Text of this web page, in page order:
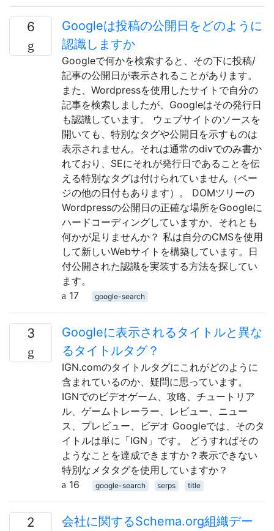
6
Googleは投稿の公開日をどのように
認識しますか
Googleで何かを検索すると、その下に投稿/
記事の公開日が表示されることがあります。
また、Wordpressを使用したサイトで自分の
記事を検索しましたが、Googleはその発行日
も認識しています。 ウェブサイトのソースを
開いても、特別なタグや公開日を示すものは
表示されません。それは通常のdivでのみ書か
れており、SEにそれが発行日であることを伝
える特別なタグは付けられていません（ペー
ジの他の日付もあります）。 DOMツリーの
Wordpressの公開日の正確な場所をGoogleに
ハードコーディングしていますか、それとも
何かが足りませんか？ 私は自分のCMSを使用
して新しいWebサイトを構築しています。日
付公開された認識を実装する方法を探してい
ます。
17
google-search
3
Googleに表示されるタイトルと異な
るタイトルタグ？
IGN.comのタイトルタグにこれがどのように
含まれているのか、疑問に思っています。
IGNでのビデオゲーム、攻略、チュートリア
ル、ゲームトレーラー、レビュー、ニュー
ス、プレビュー、ビデオ Googleでは、そのタ
イトルは単に「IGN」です。 どうすればその
ようなことを達成できますか？表示できない
特別なメタタグを使用していますか？
16
google-search serps title
2
会社に関するSchema.org組織デー